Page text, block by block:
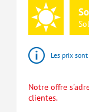
Les prix
Notre offre
clientes.